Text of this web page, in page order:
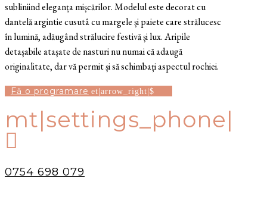
subliniind eleganța mișcărilor. Modelul este decorat cu
dantelă argintie cusutâ cu margele și paiete care strălucesc
în lumină, adăugând strălucire festivă și lux. Aripile
detașabile atașate de nasturi nu numai că adaugă
originalitate, dar vă permit și să schimbați aspectul rochiei.
Fă o programare
mt|settings_phone|

0754 698 079